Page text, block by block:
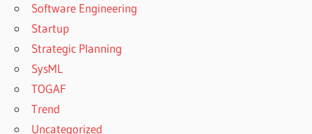
Software Engineering
Startup
Strategic Planning
SysML
TOGAF
Trend
Uncategorized